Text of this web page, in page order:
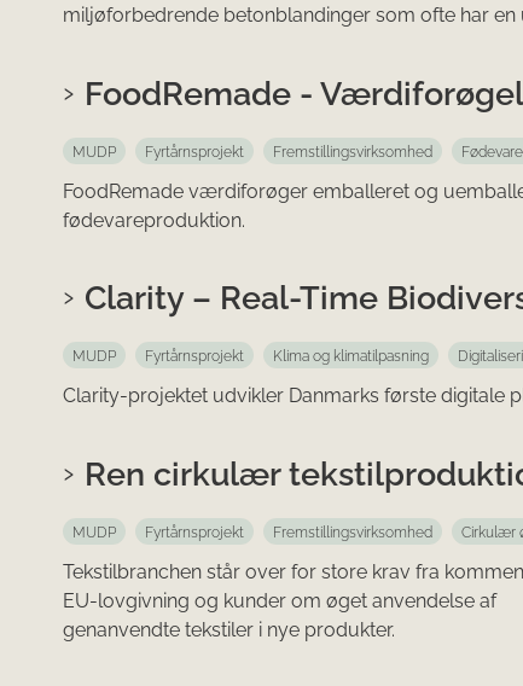
miljøforbedrende betonblandinger som ofte har
FoodRemade -
MUDP Fyrtårnsprojekt Fremstillingsvirksomhed
FoodRemade værdiforøger emballeret og
fødevareproduktion.
Clarity – Real-Time
MUDP Fyrtårnsprojekt Klima og klimatilpasning
Clarity-projektet udvikler Danmarks første digitale
Ren cirkulær
MUDP Fyrtårnsprojekt Fremstillingsvirksomhed Cirkulær
Tekstilbranchen står over for store krav fra
EU-lovgivning og kunder om øget anvendelse af
genanvendte tekstiler i nye produkter.